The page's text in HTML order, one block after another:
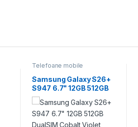
Telefoane mobile
Samsung Galaxy S26+
S947 6.7" 12GB 512GB
DualSIM Cobalt Violet